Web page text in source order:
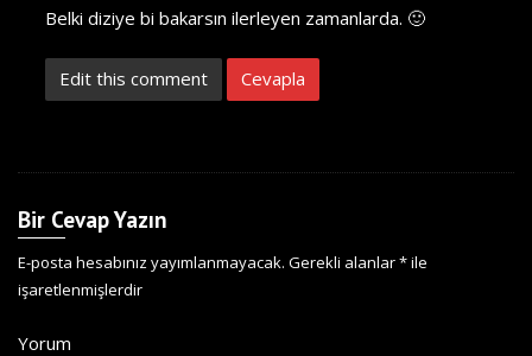
Belki diziye bi bakarsın ilerleyen zamanlarda. 🙂
Edit this comment Cevapla
Bir Cevap Yazın
E-posta hesabınız yayımlanmayacak. Gerekli alanlar*ile
işaretlenmişlerdir
Yorum